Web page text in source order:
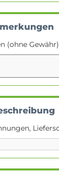
(ohne Gewähr)